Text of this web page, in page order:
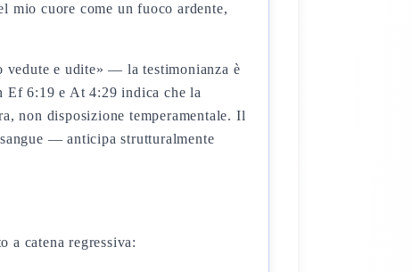
mio cuore come un fuoco ardente,
vedute e udite» — la testimonianza è
Ef 6:19 e At 4:29 indica che la
non disposizione temperamentale. Il
— anticipa strutturalmente
a catena regressiva: